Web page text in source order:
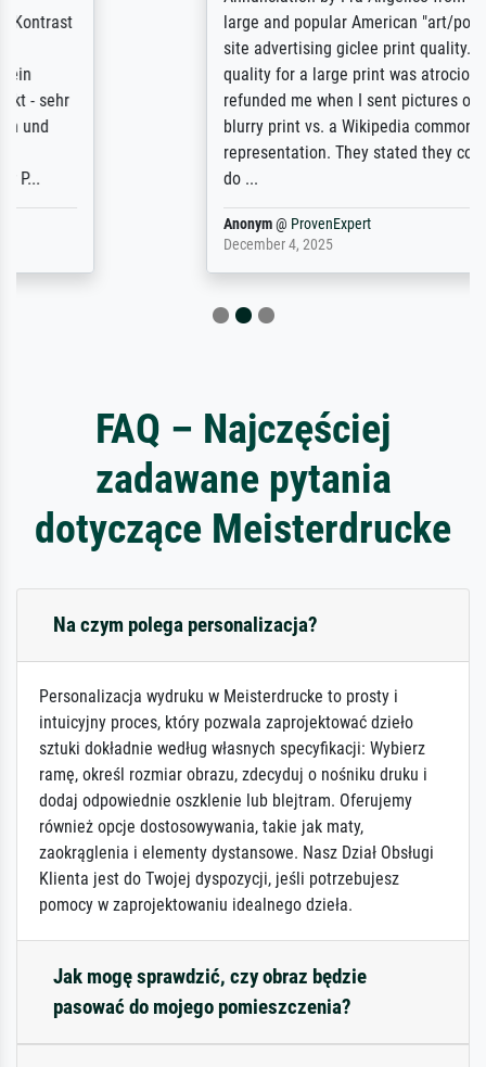
large and popular American "art/poster"
site advertising giclee print quality. The
quality for a large print was atrocious. They
refunded me when I sent pictures of the
blurry print vs. a Wikipedia commons
representation. They stated they couldn't
ProvenExpert
FAQ – Najczęściej
zadawane pytania
dotyczące Meisterdrucke
Na czym polega personalizacja?
Personalizacja wydruku w Meisterdrucke to prosty i
intuicyjny proces, który pozwala zaprojektować dzieło
sztuki dokładnie według własnych specyfikacji: Wybierz
ramę, określ rozmiar obrazu, zdecyduj o nośniku druku i
dodaj odpowiednie oszklenie lub blejtram. Oferujemy
również opcje dostosowywania, takie jak maty,
zaokrąglenia i elementy dystansowe. Nasz Dział Obsługi
Klienta jest do Twojej dyspozycji, jeśli potrzebujesz
pomocy w zaprojektowaniu idealnego dzieła.
Jak mogę sprawdzić, czy obraz będzie
pasować do mojego pomieszczenia?